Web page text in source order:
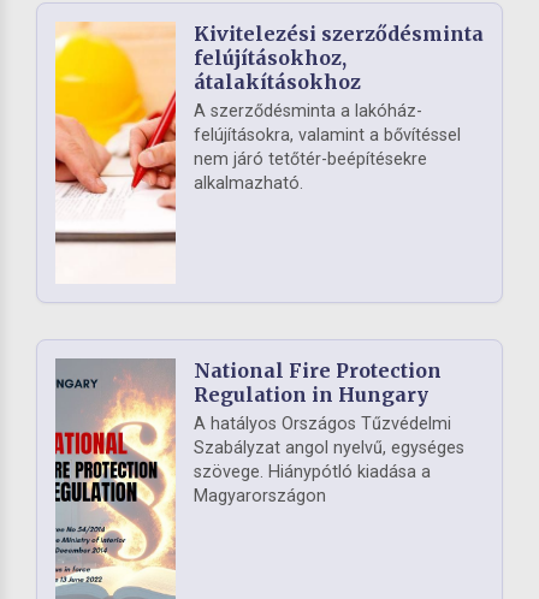
Kivitelezési szerződésminta
felújításokhoz,
átalakításokhoz
A szerződésminta a lakóház-
felújításokra, valamint a bővítéssel
nem járó tetőtér-beépítésekre
alkalmazható.
National Fire Protection
Regulation in Hungary
A hatályos Országos Tűzvédelmi
Szabályzat angol nyelvű, egységes
szövege. Hiánypótló kiadása a
Magyarországon